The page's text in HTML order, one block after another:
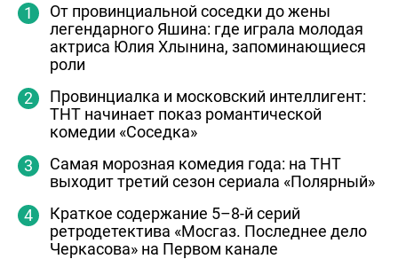
От провинциальной соседки до жены
легендарного Яшина: где играла молодая
актриса Юлия Хлынина, запоминающиеся
роли
Провинциалка и московский интеллигент:
ТНТ начинает показ романтической
комедии «Соседка»
Самая морозная комедия года: на ТНТ
выходит третий сезон сериала «Полярный»
Краткое содержание 5–8-й серий
ретродетектива «Мосгаз. Последнее дело
Черкасова» на Первом канале